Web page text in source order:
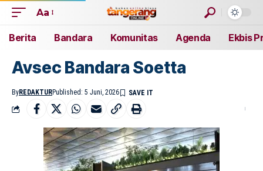
Aa
Berita Bandara Komunitas Agenda Ekbis
Avsec Bandara Soetta
ByREDAKTURPublished: 5 Juni, 2026